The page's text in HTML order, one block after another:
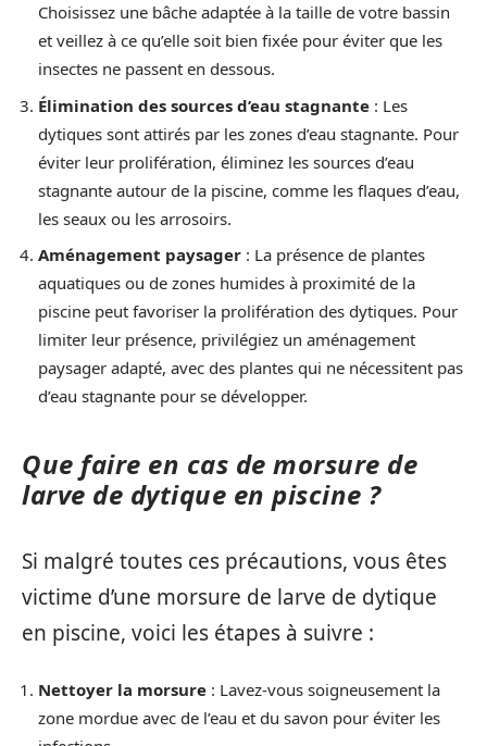
Choisissez une bâche adaptée à la taille de votre bassin
et veillez à ce qu’elle soit bien fixée pour éviter que les
insectes ne passent en dessous.
Élimination des sources d’eau stagnante : Les
dytiques sont attirés par les zones d’eau stagnante. Pour
éviter leur prolifération, éliminez les sources d’eau
stagnante autour de la piscine, comme les flaques d’eau,
les seaux ou les arrosoirs.
Aménagement paysager : La présence de plantes
aquatiques ou de zones humides à proximité de la
piscine peut favoriser la prolifération des dytiques. Pour
limiter leur présence, privilégiez un aménagement
paysager adapté, avec des plantes qui ne nécessitent pas
d’eau stagnante pour se développer.
Que faire en cas de morsure de
larve de dytique en piscine ?
Si malgré toutes ces précautions, vous êtes
victime d’une morsure de larve de dytique
en piscine, voici les étapes à suivre :
Nettoyer la morsure : Lavez-vous soigneusement la
zone mordue avec de l’eau et du savon pour éviter les